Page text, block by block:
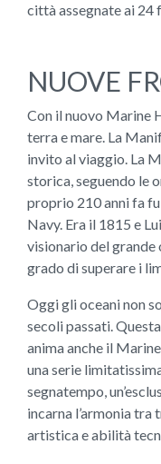
città assegnate ai 24
NUOVE
Con il nuovo Marine
terra e mare. La
invito al viaggio. La
storica, seguendo le
proprio 210 anni fa
Navy. Era il 1815 e
visionario del
grado di superare i
Oggi gli oceani non
secoli passati.
anima anche il
una serie
segnatempo,
incarna l’armonia
artistica e abilità